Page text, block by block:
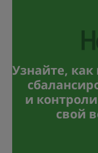
Узнайте, как
и
свой